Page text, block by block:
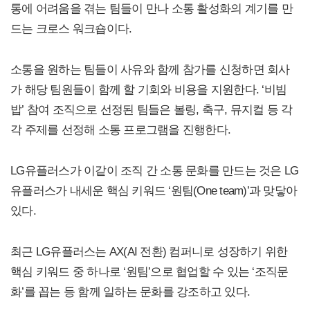
통에 어려움을 겪는 팀들이 만나 소통 활성화의 계기를 만
드는 크로스 워크숍이다.
소통을 원하는 팀들이 사유와 함께 참가를 신청하면 회사
가 해당 팀원들이 함께 할 기회와 비용을 지원한다. ‘비빔
밥’ 참여 조직으로 선정된 팀들은 볼링, 축구, 뮤지컬 등 각
각 주제를 선정해 소통 프로그램을 진행한다.
LG유플러스가 이같이 조직 간 소통 문화를 만드는 것은 LG
유플러스가 내세운 핵심 키워드 ‘원팀(One team)’과 맞닿아
있다.
최근 LG유플러스는 AX(AI 전환) 컴퍼니로 성장하기 위한
핵심 키워드 중 하나로 ‘원팀’으로 협업할 수 있는 ‘조직문
화’를 꼽는 등 함께 일하는 문화를 강조하고 있다.